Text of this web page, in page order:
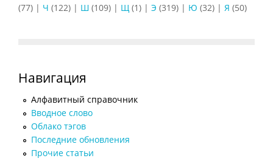
(77) | Ч (122) | Ш (109) | Щ (1) | Э (319) | Ю (32) | Я (50)
Навигация
Алфавитный справочник
Вводное слово
Облако тэгов
Последние обновления
Прочие статьи